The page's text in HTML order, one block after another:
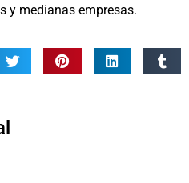
y medianas empresas.